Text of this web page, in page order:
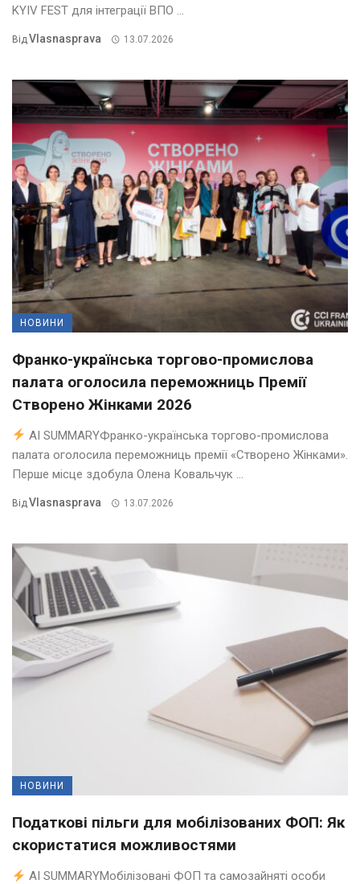
KYIV FEST для інтеграції ВПО ...
ВідVlasnasprava 13.07.2026
НОВИНИ
Франко-українська торгово-промислова
палата оголосила переможниць Премії
Створено Жінками 2026
AI SUMMARYФранко-українська торгово-промислова
палата оголосила переможниць премії «Створено Жінками».
Перше місце здобула Олена Ковальчук ...
ВідVlasnasprava 13.07.2026
НОВИНИ
Податкові пільги для мобілізованих ФОП: Як
скористатися можливостями
AI SUMMARYМобілізовані ФОП та самозайняті особи